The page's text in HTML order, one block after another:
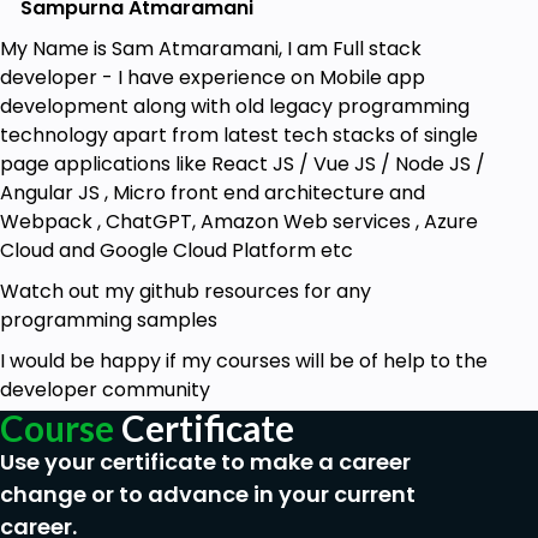
आप सीखेंगे कि React JS में Bootstrap का उपयोग
कैसे किया जाता है।
How to use CSS in React JS: इस अभ्यास में आप
सीखेंगे कि React JS में CSS का उपयोग कैसे किया
जाता है।
How to use Bootstrap forms: इस अभ्यास में आप
सीखेंगे कि React JS में Bootstrap फॉर्म का
उपयोग कैसे किया जाता है।
How to use useEffect hook in React JS: इस
अभ्यास में आप सीखेंगे कि React JS में useEffect
Async and Await (Promises) in React JS: इस
अभ्यास में आप सीखेंगे कि React JS में एसिंक और
अवेट (प्रमिसेस) का उपयोग कैसे किया जाता है।
JSON Parsing using React JS Code: इस अभ्यास
में आप सीखेंगे कि React JS में JSON पार्सिंग का
Sampurna Atmaramani
My Name is Sam Atmaramani, I am Full stack
developer - I have experience on Mobile app
development along with old legacy programming
technology apart from latest tech stacks of single
page applications like React JS / Vue JS / Node JS /
Angular JS , Micro front end architecture and
Webpack , ChatGPT, Amazon Web services , Azure
Cloud and Google Cloud Platform etc
Watch out my github resources for any
programming samples
I would be happy if my courses will be of help to the
developer community
Course Certificate
Use your certificate to make a career
change or to advance in your current
career.